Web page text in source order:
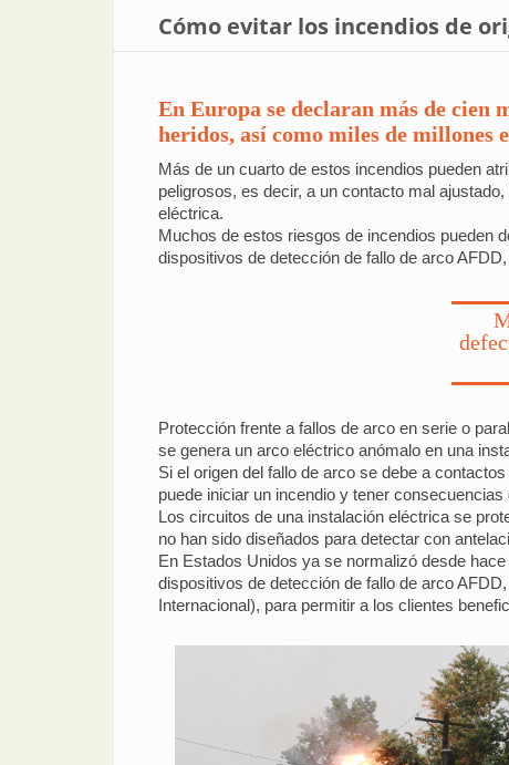
Cómo evitar los incendios de
En Europa se declaran más de cien
heridos, así como miles de millones
Más de un cuarto de estos incendios pueden
peligrosos, es decir, a un contacto mal
eléctrica.
Muchos de estos riesgos de incendios pueden
dispositivos de detección de fallo de arco
Protección frente a fallos de arco en serie o
se genera un arco eléctrico anómalo en una
Si el origen del fallo de arco se debe a
puede iniciar un incendio y tener
Los circuitos de una instalación eléctrica se
no han sido diseñados para detectar con
En Estados Unidos ya se normalizó desde
dispositivos de detección de fallo de arco
Internacional), para permitir a los clientes